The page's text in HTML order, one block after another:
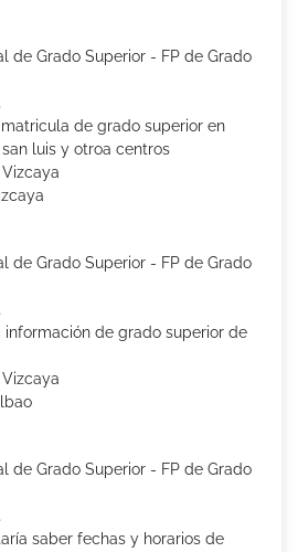
de Grado Superior - FP de Grado
de grado superior en
luis y otroa centros
Vizcaya
de Grado Superior - FP de Grado
información de grado superior de
Vizcaya
de Grado Superior - FP de Grado
saber fechas y horarios de